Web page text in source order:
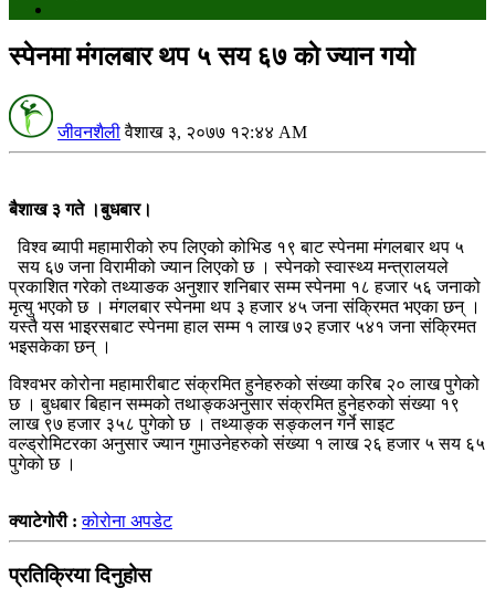
स्पेनमा मंगलबार थप ५ सय ६७ काे ज्यान गयाे
जीवनशैली वैशाख ३, २०७७ १२:४४ AM
बैशाख ३ गते ।बुधबार।
विश्व ब्यापी महामारीको रुप लिएको कोभिड १९ बाट स्पेनमा मंगलबार थप ५
सय ६७ जना विरामीको ज्यान लिएको छ । स्पेनको स्वास्थ्य मन्त्रालयले
प्रकाशित गरेको तथ्याङक अनुशार शनिबार सम्म स्पेनमा १८ हजार ५६ जनाको
मृत्यु भएको छ । मंगलबार स्पेनमा थप ३ हजार ४५ जना संक्रिमत भएका छन् ।
यस्तै यस भाइरसबाट स्पेनमा हाल सम्म १ लाख ७२ हजार ५४१ जना संक्रिमत
भइसकेका छन् ।
विश्वभर कोरोना महामारीबाट संक्रमित हुनेहरुको संख्या करिब २० लाख पुगेको
छ । बुधबार बिहान सम्मको तथाङ्कअनुसार संक्रमित हुनेहरुको संख्या १९
लाख ९७ हजार ३५८ पुगेको छ । तथ्याङ्क सङ्कलन गर्ने साइट
वल्ड्रोमिटरका अनुसार ज्यान गुमाउनेहरुको संख्या १ लाख २६ हजार ५ सय ६५
पुगेको छ ।
क्याटेगोरी :कोरोना अपडेट
प्रतिक्रिया दिनुहोस